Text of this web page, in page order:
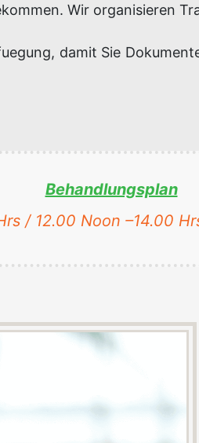
Wir organisieren
damit Sie
Behandlungsplan
/ 12.00 Noon –14.00